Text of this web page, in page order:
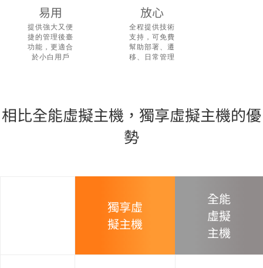
易用
提供強大又便
捷的管理後臺
功能，更適合
於小白用戶
放心
全程提供技術
支持，可免費
幫助部署、遷
移、日常管理
相比全能虛擬主機，獨享虛擬主機的優
勢
獨享虛
擬主機
全能
虛擬
主機